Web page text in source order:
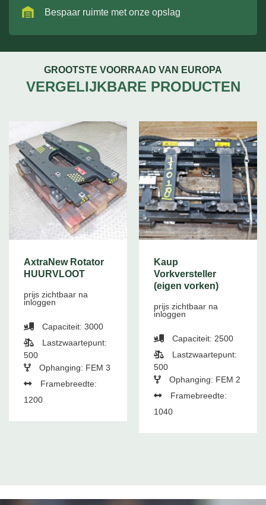
Bespaar ruimte met onze opslag
GROOTSTE VOORRAAD VAN EUROPA
VERGELIJKBARE PRODUCTEN
AxtraNew Rotator
HUURVLOOT
prijs zichtbaar na
inloggen
Capaciteit: 3000
Lastzwaartepunt:
500
Ophanging: FEM 3
Framebreedte:
1200
Kaup
Vorkversteller
(eigen vorken)
prijs zichtbaar na
inloggen
Capaciteit: 2500
Lastzwaartepunt:
500
Ophanging: FEM 2
Framebreedte:
1040